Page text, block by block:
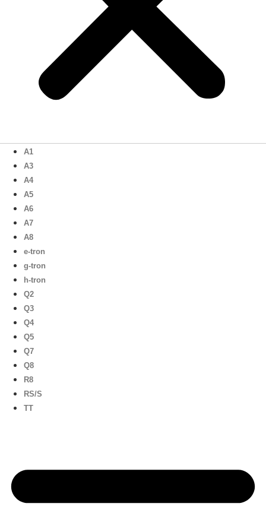
A1
A3
A4
A5
A6
A7
A8
e-tron
g-tron
h-tron
Q2
Q3
Q4
Q5
Q7
Q8
R8
RS/S
TT